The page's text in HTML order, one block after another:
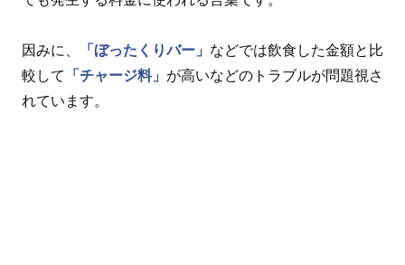
因みに、 「ぼったくりバー」 などでは飲食した金額と比
較して
「チャージ料」 が高いなどのトラブルが問題視さ
れています。